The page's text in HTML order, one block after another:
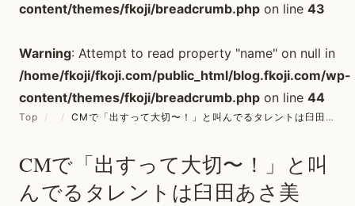
content/themes/fkoji/breadcrumb.php on line 43
Warning: Attempt to read property "name" on null in
/home/fkoji/fkoji.com/public_html/blog.fkoji.com/wp-
content/themes/fkoji/breadcrumb.php on line 44
Top / / CMで「出すって大切〜！」と叫んでるタレントは臼田あさ美
CMで「出すって大切〜！」と叫
んでるタレントは臼田あさ美